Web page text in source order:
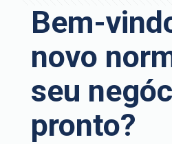
Bem-
novo
seu
pronto?